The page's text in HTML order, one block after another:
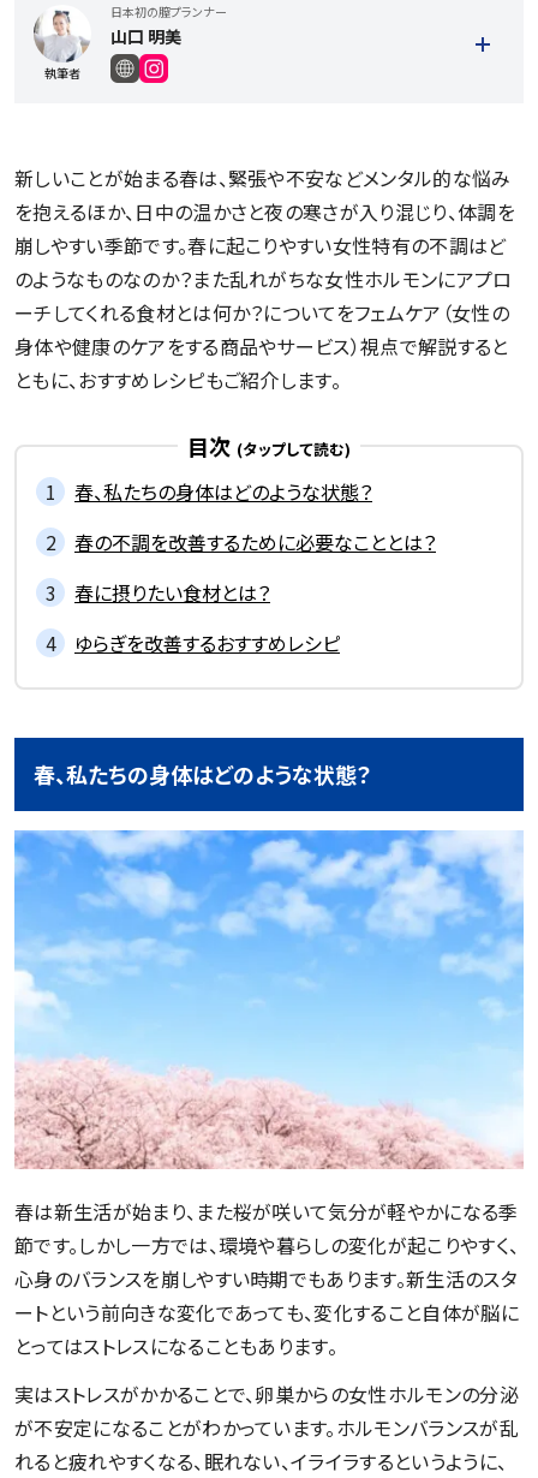
執筆者
日本初の膣プランナー
山口 明美
記事一覧を見る
新しいことが始まる春は、緊張や不安などメンタル的な悩み
を抱えるほか、日中の温かさと夜の寒さが入り混じり、体調を
崩しやすい季節です。春に起こりやすい女性特有の不調はど
のようなものなのか？また乱れがちな女性ホルモンにアプロ
ーチしてくれる食材とは何か？についてをフェムケア（女性の
身体や健康のケアをする商品やサービス）視点で解説すると
ともに、おすすめレシピもご紹介します。
目次
春、私たちの身体はどのような状態？
春の不調を改善するために必要なこととは？
春に摂りたい食材とは？
ゆらぎを改善するおすすめレシピ
春、私たちの身体はどのような状態？
春は新生活が始まり、また桜が咲いて気分が軽やかになる季
節です。しかし一方では、環境や暮らしの変化が起こりやすく、
心身のバランスを崩しやすい時期でもあります。新生活のスタ
ートという前向きな変化であっても、変化すること自体が脳に
とってはストレスになることもあります。
実はストレスがかかることで、卵巣からの女性ホルモンの分泌
が不安定になることがわかっています。ホルモンバランスが乱
れると疲れやすくなる、眠れない、イライラするというように、